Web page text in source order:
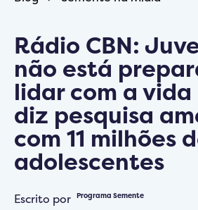
Rádio CBN:
não está
lidar com a
diz pesquisa
com 11 milhões
adolescentes
Escrito por Programa Semente